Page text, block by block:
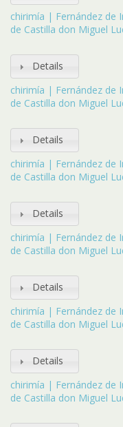
chirimía | Fernández de
de Castilla don Miguel
Details
chirimía | Fernández de
de Castilla don Miguel
Details
chirimía | Fernández de
de Castilla don Miguel
Details
chirimía | Fernández de
de Castilla don Miguel
Details
chirimía | Fernández de
de Castilla don Miguel
Details
chirimía | Fernández de
de Castilla don Miguel